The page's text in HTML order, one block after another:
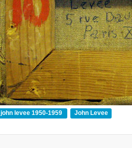
john levee 1950-1959 John Levee